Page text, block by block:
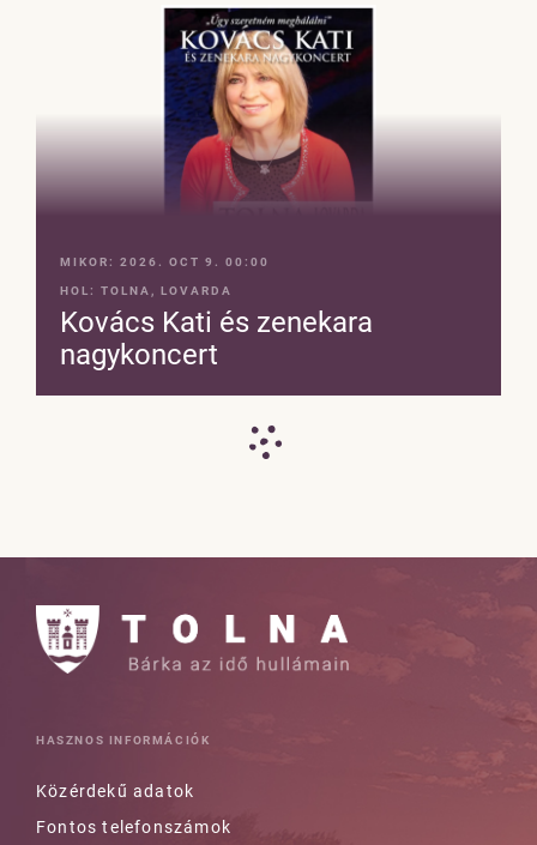
MIKOR: 2026. OCT 9. 00:00
HOL: TOLNA, LOVARDA
Kovács Kati és zenekara
nagykoncert
HASZNOS INFORMÁCIÓK
Közérdekű adatok
Fontos telefonszámok